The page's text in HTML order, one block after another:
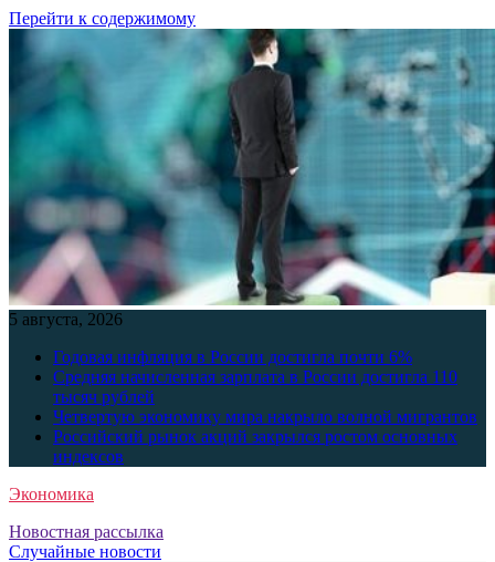
Перейти к содержимому
5 августа, 2026
Годовая инфляция в России достигла почти 6%
Средняя начисленная зарплата в России достигла 110
тысяч рублей
Четвертую экономику мира накрыло волной мигрантов
Российский рынок акций закрылся ростом основных
индексов
Экономика
Новостная рассылка
Случайные новости